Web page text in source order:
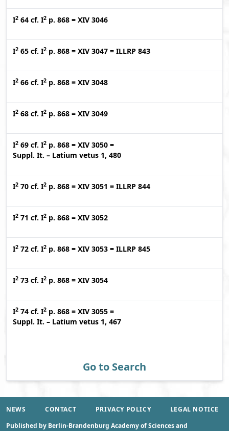
I2 64 cf. I2 p. 868 = XIV 3046
I2 65 cf. I2 p. 868 = XIV 3047 = ILLRP 843
I2 66 cf. I2 p. 868 = XIV 3048
I2 68 cf. I2 p. 868 = XIV 3049
I2 69 cf. I2 p. 868 = XIV 3050 =
Suppl. It. – Latium vetus 1, 480
I2 70 cf. I2 p. 868 = XIV 3051 = ILLRP 844
I2 71 cf. I2 p. 868 = XIV 3052
I2 72 cf. I2 p. 868 = XIV 3053 = ILLRP 845
I2 73 cf. I2 p. 868 = XIV 3054
I2 74 cf. I2 p. 868 = XIV 3055 =
Suppl. It. – Latium vetus 1, 467
Go to Search
NEWS CONTACT PRIVACY POLICY
LEGAL NOTICE
Published by Berlin-Brandenburg Academy of Sciences and